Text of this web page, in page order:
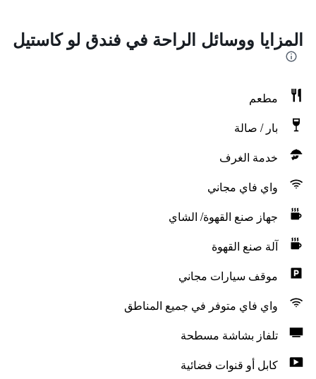
المزايا ووسائل الراحة في فندق لو كاستيل
مطعم
بار / صالة
خدمة الغرف
واي فاي مجاني
جهاز صنع القهوة/ الشاي
آلة صنع القهوة
موقف سيارات مجاني
واي فاي متوفر في جميع المناطق
تلفاز بشاشة مسطحة
كابل أو قنوات فضائية